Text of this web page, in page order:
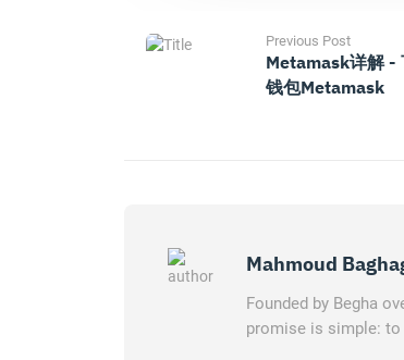
Previous Post
Metamask详解 -
钱包Metamask
Mahmoud
Founded by Begha
promise is simple: